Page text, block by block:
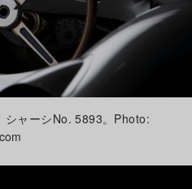
シャーシNo. 5893。Photo: